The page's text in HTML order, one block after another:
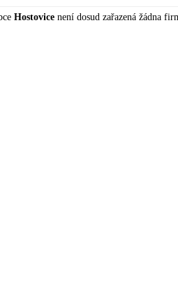
Hostovice není dosud zařazená žádna